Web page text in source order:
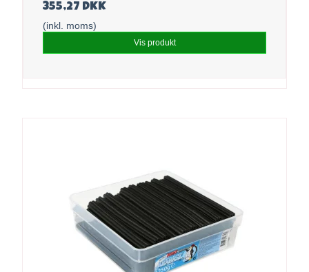
355,27 DKK
(inkl. moms)
Vis produkt